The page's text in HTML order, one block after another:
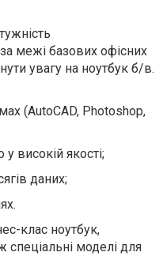
межі базових офісних
увагу на ноутбук б/в.
(AutoCAD, Photoshop,
високій якості;
даних;
клас ноутбук,
спеціальні моделі для